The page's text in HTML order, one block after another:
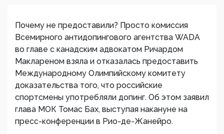
Почему не предоставили? Просто комиссия
Всемирного антидопингового агентства WADA
во главе с канадским адвокатом Ричардом
Маклареном взяла и отказалась предоставить
Международному Олимпийскому комитету
доказательства того, что российские
спортсмены употребляли допинг. Об этом заявил
глава МОК Томас Бах, выступая накануне на
пресс-конференции в Рио-де-Жанейро.